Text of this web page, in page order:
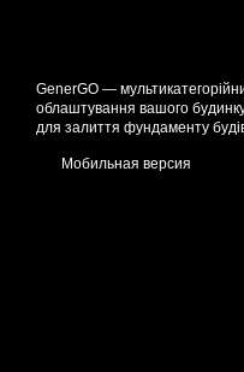
GenerGO —
облаштування вашого
для залиття фундаменту
Мобильная версия